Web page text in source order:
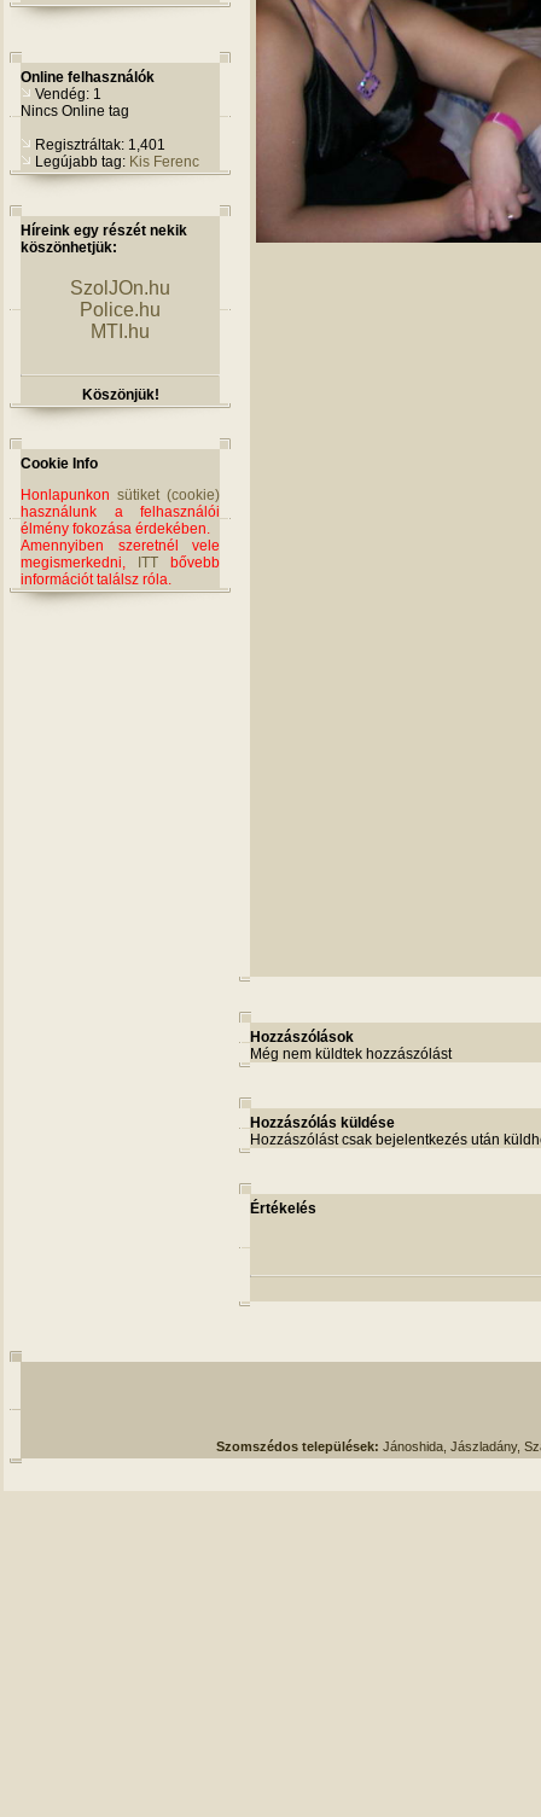
Online felhasználók
Vendég: 1
Nincs Online tag
Regisztráltak: 1,401
Legújabb tag: Kis Ferenc
Híreink egy részét nekik
köszönhetjük:
SzolJOn.hu
Police.hu
MTI.hu
Köszönjük!
Cookie Info
Honlapunkon sütiket (cookie)
használunk a felhasználói
élmény fokozása érdekében.
Amennyiben szeretnél vele
megismerkedni,
ITT bővebb
információt találsz róla.
Hozzászólások
Még nem küldtek hozzászólást
Hozzászólás küldése
Hozzászólást csak bejelentkezés után
Értékelés
Szomszédos települések: Jánoshida, Jászladány,